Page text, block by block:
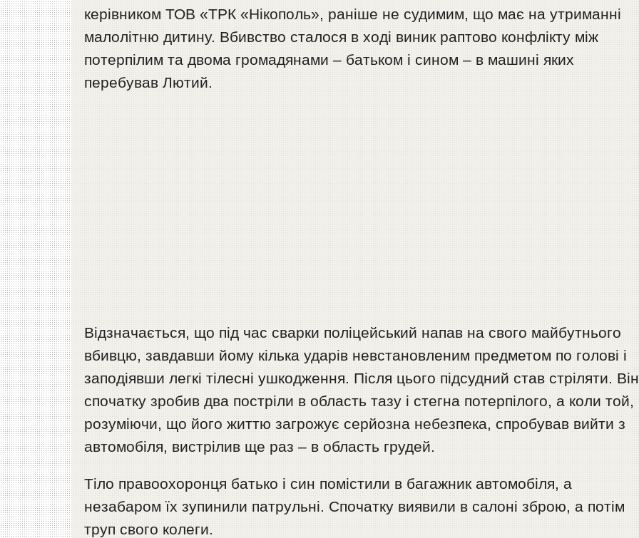
керівником ТОВ «ТРК «Нікополь», раніше не судимим, що має на утриманні
малолітню дитину. Вбивство сталося в ході виник раптово конфлікту між
потерпілим та двома громадянами – батьком і сином – в машині яких
перебував Лютий.
Відзначається, що під час сварки поліцейський напав на свого майбутнього
вбивцю, завдавши йому кілька ударів невстановленим предметом по голові і
заподіявши легкі тілесні ушкодження. Після цього підсудний став стріляти. Він
спочатку зробив два постріли в область тазу і стегна потерпілого, а коли той,
розуміючи, що його життю загрожує серйозна небезпека, спробував вийти з
автомобіля, вистрілив ще раз – в область грудей.
Тіло правоохоронця батько і син помістили в багажник автомобіля, а
незабаром їх зупинили патрульні. Спочатку виявили в салоні зброю, а потім
труп свого колеги.